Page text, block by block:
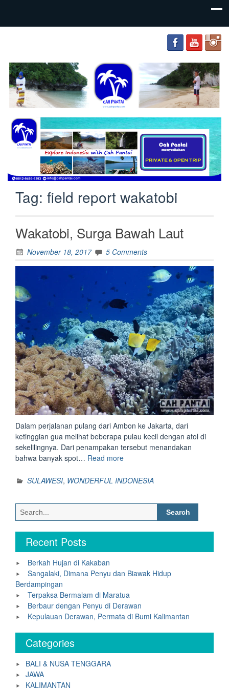
Cah
Pantai
your
adventure
friends
Tag: field report wakatobi
Wakatobi, Surga Bawah Laut
November 18, 2017 5 Comments
Dalam perjalanan pulang dari Ambon ke Jakarta, dari
ketinggian gua melihat beberapa pulau kecil dengan atol di
sekelilingnya. Dari penampakan tersebut menandakan
bahwa banyak spot… Read more“Wakatobi,
Bawah
SULAWESI, WONDERFUL INDONESIA
Search
for:
Recent Posts
Berkah Hujan di Kakaban
Sangalaki, Dimana Penyu dan Biawak Hidup
Berdampingan
Terpaksa Bermalam di Maratua
Berbaur dengan Penyu di Derawan
Kepulauan Derawan, Permata di Bumi Kalimantan
Categories
BALI & NUSA TENGGARA
JAWA
KALIMANTAN